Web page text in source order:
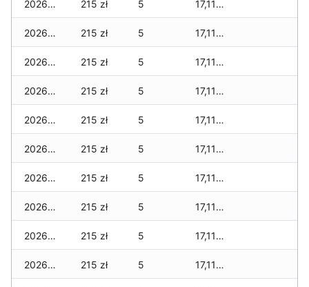
2026-05-12 215 zł 5 17,115 zł
2026-05-09 215 zł 5 17,115 zł
2026-05-08 215 zł 5 17,115 zł
2026-05-07 215 zł 5 17,115 zł
2026-05-06 215 zł 5 17,115 zł
2026-05-05 215 zł 5 17,115 zł
2026-05-04 215 zł 5 17,115 zł
2026-05-03 215 zł 5 17,115 zł
2026-05-02 215 zł 5 17,115 zł
2026-05-01 215 zł 5 17,115 zł